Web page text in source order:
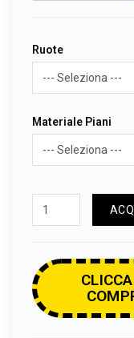
Ruote
Materiale Piani